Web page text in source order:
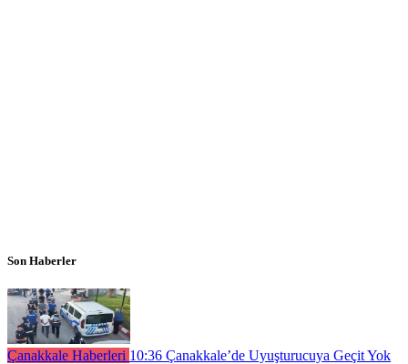
Son Haberler
Çanakkale Haberleri 10:36 Çanakkale’de Uyuşturucuya Geçit Yok